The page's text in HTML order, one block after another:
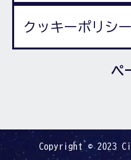
クッキーポリシー
ペ
Copyright © 2023